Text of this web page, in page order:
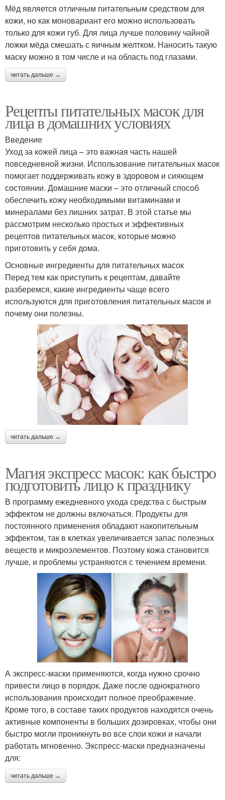
Мёд является отличным питательным средством для
кожи, но как моновариант его можно использовать
только для кожи губ. Для лица лучше половину чайной
ложки мёда смешать с яичным желтком. Наносить такую
маску можно в том числе и на область под глазами.
читать дальше →
Рецепты питательных масок для
лица в домашних условиях
Введение
Уход за кожей лица – это важная часть нашей
повседневной жизни. Использование питательных масок
помогает поддерживать кожу в здоровом и сияющем
состоянии. Домашние маски – это отличный способ
обеспечить кожу необходимыми витаминами и
минералами без лишних затрат. В этой статье мы
рассмотрим несколько простых и эффективных
рецептов питательных масок, которые можно
приготовить у себя дома.
Основные ингредиенты для питательных масок
Перед тем как приступить к рецептам, давайте
разберемся, какие ингредиенты чаще всего
используются для приготовления питательных масок и
почему они полезны.
читать дальше →
Магия экспресс масок: как быстро
подготовить лицо к празднику
В программу ежедневного ухода средства с быстрым
эффектом не должны включаться. Продукты для
постоянного применения обладают накопительным
эффектом, так в клетках увеличивается запас полезных
веществ и микроэлементов. Поэтому кожа становится
лучше, и проблемы устраняются с течением времени.
А экспресс-маски применяются, когда нужно срочно
привести лицо в порядок. Даже после однократного
использования происходит полное преображение.
Кроме того, в составе таких продуктов находятся очень
активные компоненты в больших дозировках, чтобы они
быстро могли проникнуть во все слои кожи и начали
работать мгновенно. Экспресс-маски предназначены
для:
читать дальше →